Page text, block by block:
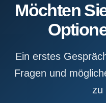
Möchten
Ein erstes
Fragen und
zu